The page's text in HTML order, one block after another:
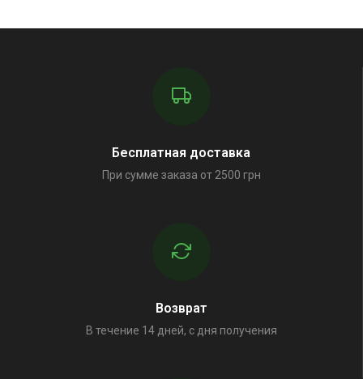
Бесплатная доставка
При сумме заказа от 2500 грн
Возврат
В течение 14 дней, с дня получения